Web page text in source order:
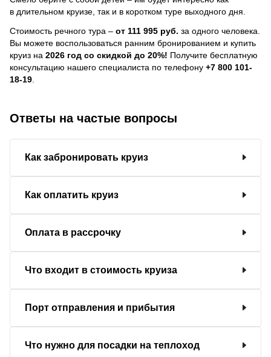
в длительном круизе, так и в коротком туре выходного дня.
Стоимость речного тура – от 111 995 руб. за одного человека.
Вы можете воспользоваться ранним бронированием и купить
круиз на 2026 год со скидкой до 20%! Получите бесплатную
консультацию нашего специалиста по телефону +7 800 101-
18-19
Ответы на частые вопросы
Как забронировать круиз
Как оплатить круиз
Оплата в рассрочку
Что входит в стоимость круиза
Порт отправления и прибытия
Что нужно для посадки на теплоход